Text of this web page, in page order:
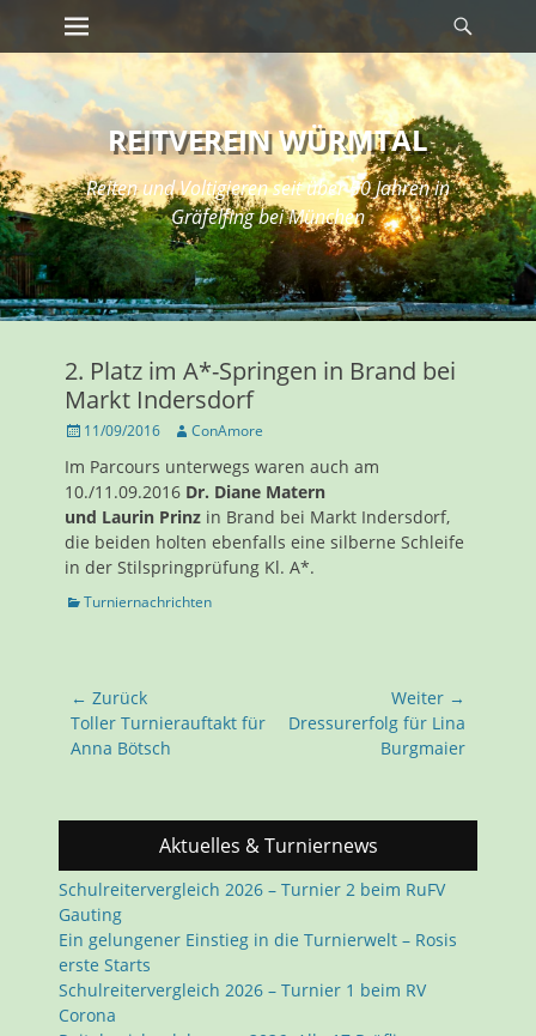
Zum
Inhalt:
Erstes Menü
REITVEREIN WÜRMTAL
Reiten und Voltigieren seit über 50 Jahren in
Gräfelfing bei München
2. Platz im A*-Springen in Brand bei
Markt Indersdorf
Veröffentlicht
11/09/2016 AutorConAmore
Im Parcours unterwegs waren auch am
10./11.09.2016 Dr. Diane Matern
und Laurin Prinz in Brand bei Markt Indersdorf,
die beiden holten ebenfalls eine silberne Schleife
in der Stilspringprüfung Kl. A*.
Kategorien
Turniernachrichten
Beitragsnavigation
← Zurück
Vorhergehender
Beitrag:
Toller Turnierauftakt für
Anna Bötsch
Weiter →
Nächster
Dressurerfolg für Lina
Burgmaier
Aktuelles & Turniernews
Schulreitervergleich 2026 – Turnier 2 beim RuFV
Gauting
Ein gelungener Einstieg in die Turnierwelt – Rosis
erste Starts
Schulreitervergleich 2026 – Turnier 1 beim RV
Corona